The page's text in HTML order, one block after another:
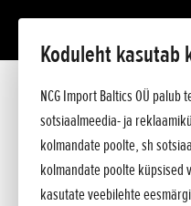
Koduleht kasutab
NCG Import Baltics OÜ palub
sotsiaalmeedia- ja
kolmandate poolte, sh
kolmandate poolte küpsised
kasutate veebilehte
Tutvustus
Tehnilised andmed
Hinnakiri
Ostuabi
Küsi lisa
KÜSI
SOOVIN